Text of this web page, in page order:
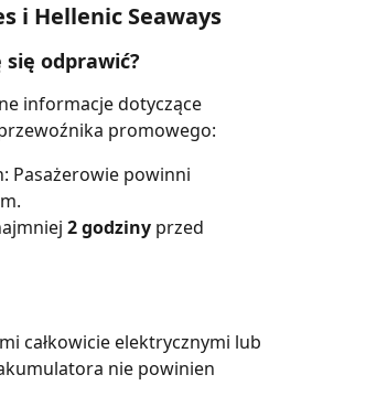
i Hellenic Seaways
odprawić?
informacje dotyczące
promowego:
Pasażerowie powinni
2 godziny przed
całkowicie elektrycznymi lub
nie powinien